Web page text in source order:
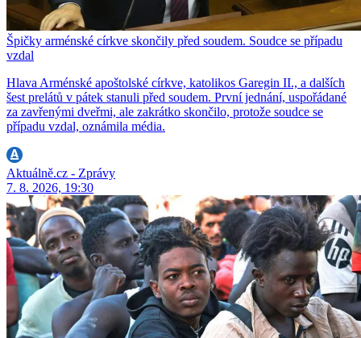
Špičky arménské církve skončily před soudem. Soudce se případu
vzdal
Hlava Arménské apoštolské církve, katolikos Garegin II., a dalších
šest prelátů v pátek stanuli před soudem. První jednání, uspořádané
za zavřenými dveřmi, ale zakrátko skončilo, protože soudce se
případu vzdal, oznámila média.
Aktuálně.cz - Zprávy
7. 8. 2026, 19:30